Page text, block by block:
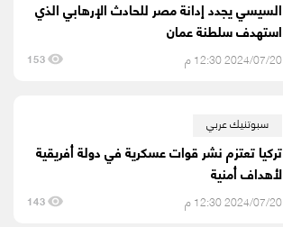
السيسي يجدد إدانة مصر للحادث الإرهابي الذي
استهدف سلطنة عمان
2024/07/20 12:30 م 153
سبوتنيك عربي
تركيا تعتزم نشر قوات عسكرية في دولة أفريقية
لأهداف أمنية
2024/07/20 12:30 م 143